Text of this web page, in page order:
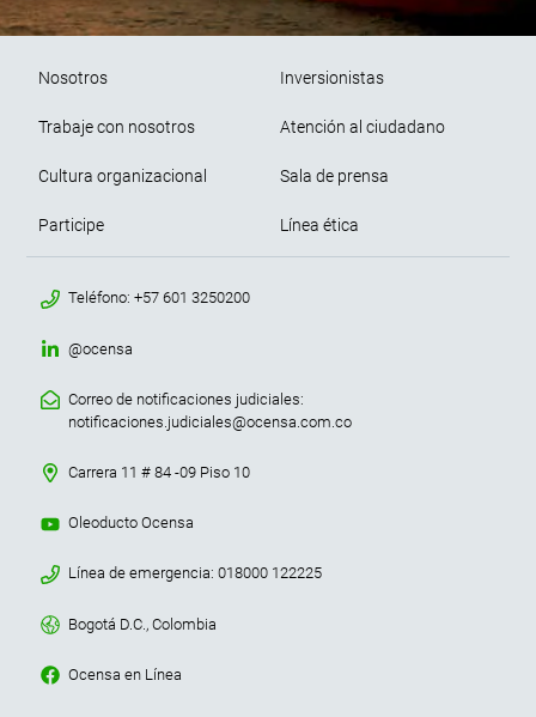
Pie de página
Nosotros Inversionistas
Trabaje con nosotros Atención al ciudadano
Cultura organizacional Sala de prensa
Participe Línea ética
menu contacto footer
Teléfono: +57 601 3250200
@ocensa
Correo de notificaciones judiciales:
notificaciones.judiciales@ocensa.com.co
Carrera 11 # 84 -09 Piso 10
Oleoducto Ocensa
Línea de emergencia: 018000 122225
Bogotá D.C., Colombia
Ocensa en Línea